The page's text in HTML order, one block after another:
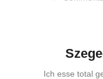
Ich esse total